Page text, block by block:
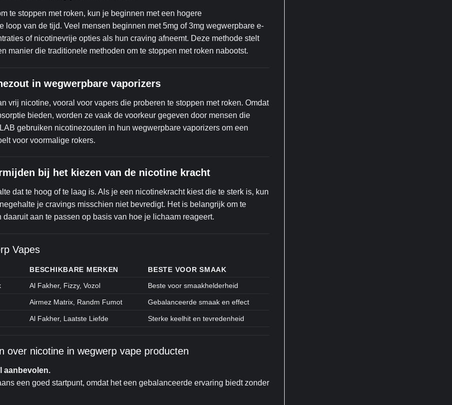
te stoppen met roken, kun je beginnen met een hogere
van de tijd. Veel mensen beginnen met 5mg of 3mg wegwerpbare e-
of nicotinevrije opties als hun craving afneemt. Deze methode stelt
manier die traditionele methoden om te stoppen met roken nabootst.
in wegwerpbare vaporizers
vrij nicotine, vooral voor vapers die proberen te stoppen met roken. Omdat
bieden, worden ze vaak de voorkeur gegeven door mensen die
gebruiken nicotinezouten in hun wegwerpbare vaporizers om een
voor voormalige rokers.
bij het kiezen van de nicotine kracht
dat te hoog of te laag is. Als je een nicotinekracht kiest die te sterk is, kun
je cravings misschien niet bevredigt. Het is belangrijk om te
aan te passen op basis van hoe je lichaam reageert.
Vapes
BESCHIKBARE MERKEN
BESTE VOOR SMAAK
Al Fakher, Fizzy, Vozol Beste voor smaakhelderheid
Airmez Matrix, Randm Fumot Gebalanceerde smaak en effect
Al Fakher, Laatste Liefde Sterke keelhit en tevredenheid
over nicotine in wegwerp vape producten
aanbevolen.
een goed startpunt, omdat het een gebalanceerde ervaring biedt zonder